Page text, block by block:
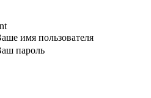
имя пользователя
пароль